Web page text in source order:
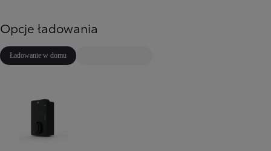
Opcje ładowania
Ładowanie w domu